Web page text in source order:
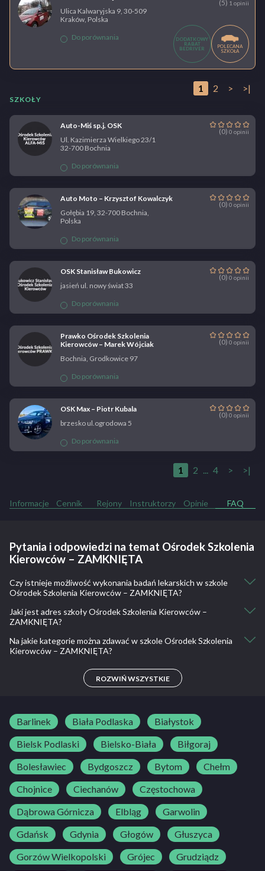
(5) 1 opinii
Ulica Kalwaryjska 9, 30-509
Kraków, Polska
Do porównania
DODATKOWY
RABAT
BEDRIVER
POLECANA
SZKOŁA
1 2 > >|
SZKOŁY
Auto-Miś sp.j. OSK
(0) 0 opinii
Ul. Kazimierza Wielkiego 23/1
32-700 Bochnia
Do porównania
Auto Moto – Krzysztof Kowalczyk
(0) 0 opinii
Gołębia 19, 32-700 Bochnia,
Polska
Do porównania
OSK Stanisław Bukowicz
(0) 0 opinii
jasień ul. nowy świat 33
Do porównania
Prawko Ośrodek Szkolenia
Kierowców – Marek Wójciak
(0) 0 opinii
Bochnia, Grodkowice 97
Do porównania
OSK Max – Piotr Kubala
(0) 0 opinii
brzesko ul.ogrodowa 5
Do porównania
1 2 ... 4 > >|
Informacje Cennik Rejony Instruktorzy Opinie FAQ
Pytania i odpowiedzi na temat Ośrodek Szkolenia
Kierowców – ZAMKNIĘTA
Czy istnieje możliwość wykonania badań lekarskich w szkole
Ośrodek Szkolenia Kierowców – ZAMKNIĘTA?
Nie, nie ma takiej możliwości.
Jaki jest adres szkoły Ośrodek Szkolenia Kierowców –
ZAMKNIĘTA?
Trudna 47, 32-700 Bochnia, Polska
Na jakie kategorie można zdawać w szkole Ośrodek Szkolenia
Kierowców – ZAMKNIĘTA?
ROZWIŃ WSZYSTKIE
Barlinek Biała Podlaska
Białystok
Bielsk Podlaski
Bielsko-Biała
Biłgoraj
Bolesławiec
Bydgoszcz Bytom
Chełm
Chojnice
Ciechanów
Częstochowa
Dąbrowa Górnicza
Elbląg
Garwolin
Gdańsk
Gdynia Głogów
Głuszyca
Gorzów Wielkopolski
Grójec
Grudziądz